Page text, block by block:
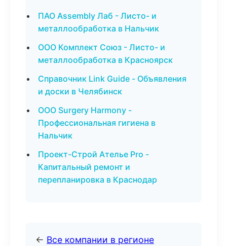
ПАО Assembly Лаб - Листо- и
металлообработка в Нальчик
ООО Комплект Союз - Листо- и
металлообработка в Красноярск
Справочник Link Guide - Объявления
и доски в Челябинск
ООО Surgery Harmony -
Профессиональная гигиена в
Нальчик
Проект-Строй Ателье Pro -
Капитальный ремонт и
перепланировка в Краснодар
← Все компании в регионе